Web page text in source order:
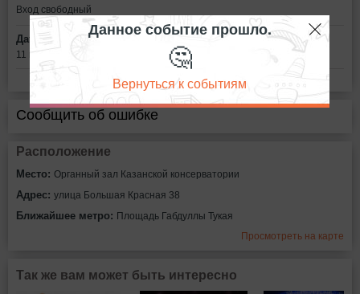
Вход свободный
Дата:
11 июня в 18:30
Сообщить об ошибке
Расположение
Место: Органный зал Казанской консерватории
Адрес: улица Большая Красная 38
Ближайшее метро: Площадь Габдуллы Тукая
Просмотреть на карте
Так же вам может быть интересно
Данное событие прошло.
🤔
Вернуться к событиям